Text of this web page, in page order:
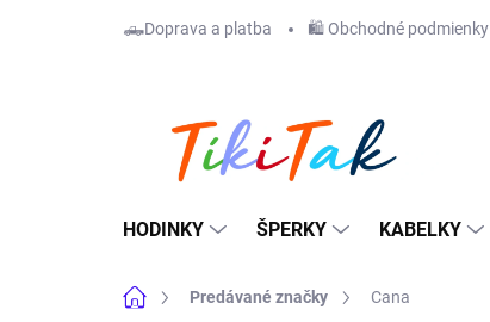
🛻Doprava a platba 🛍️ Obchodné podmienky
HODINKY ŠPERKY KABELKY
DomovPredávané značky Cana